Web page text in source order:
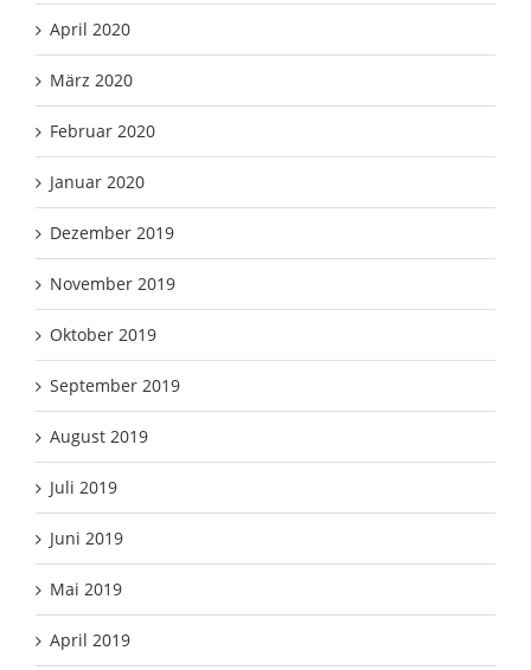
April 2020
März 2020
Februar 2020
Januar 2020
Dezember 2019
November 2019
Oktober 2019
September 2019
August 2019
Juli 2019
Juni 2019
Mai 2019
April 2019